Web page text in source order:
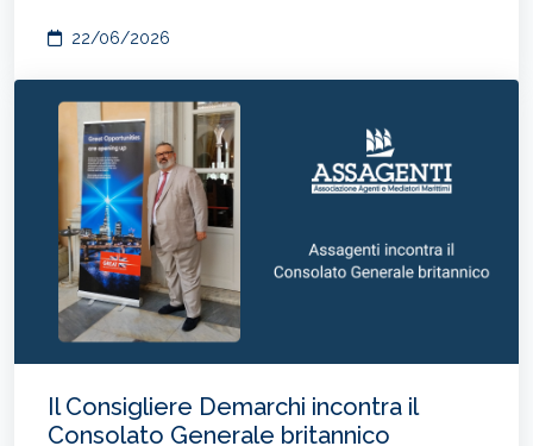
22/06/2026
Il Consigliere Demarchi incontra il
Consolato Generale britannico